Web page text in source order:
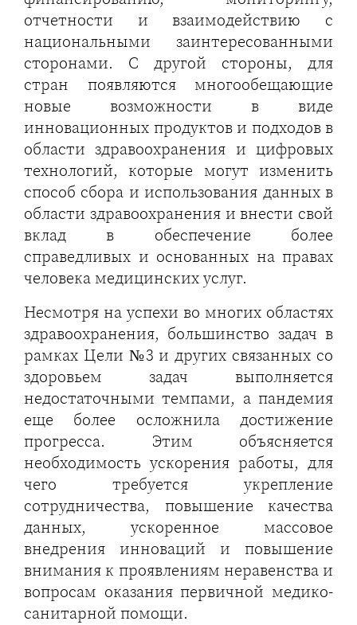
отчетности и взаимодействию с
национальными заинтересованными
сторонами. С другой стороны, для
стран появляются многообещающие
новые возможности в виде
инновационных продуктов и подходов в
области здравоохранения и цифровых
технологий, которые могут изменить
способ сбора и использования данных в
области здравоохранения и внести свой
вклад в обеспечение более
справедливых и основанных на правах
человека медицинских услуг.
Несмотря на успехи во многих областях
здравоохранения, большинство задач в
рамках Цели №3 и других связанных со
здоровьем задач выполняется
недостаточными темпами, а пандемия
еще более осложнила достижение
прогресса. Этим объясняется
необходимость ускорения работы, для
чего требуется укрепление
сотрудничества, повышение качества
данных, ускоренное массовое
внедрения инноваций и повышение
внимания к проявлениям неравенства и
вопросам оказания первичной медико-
санитарной помощи.